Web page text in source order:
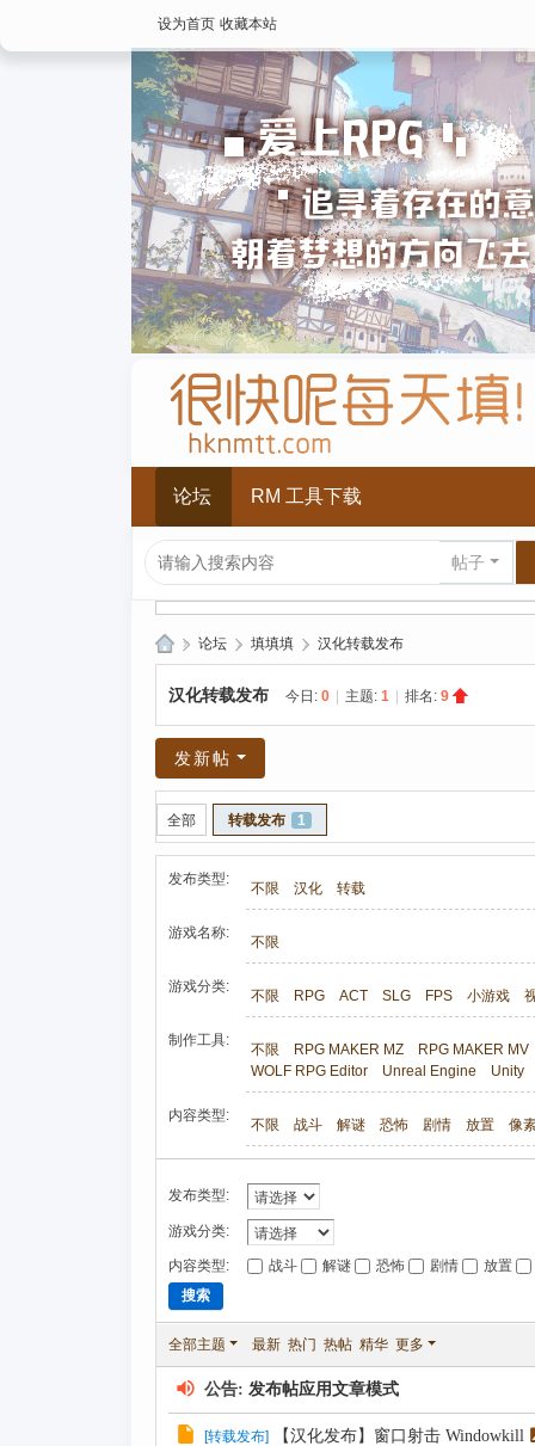
设为首页 收藏本站
论坛 RM 工具下载
帖子
P
G|
哈
库
塔
» 论坛 › 填填填 › 汉化转载发布
汉化转载发布 今日: 0 主题: 1 排名: 9
发新帖
全部 转载发布 1
发布类型:
不限 汉化 转载
游戏名称:
不限
游戏分类:
不限 RPG ACT SLG FPS 小游戏
制作工具:
不限 RPG MAKER MZ
RPG MAKER MV
WOLF RPG Editor
Unreal Engine Unity
内容类型:
不限 战斗 解谜 恐怖 剧情 放置 像
发布类型:
游戏分类:
内容类型: 战斗 解谜 恐怖 剧情
放置
搜索
全部主题 最新 热门 热帖 精华 更多
公告: 发布帖应用文章模式
[转载发布] 【汉化发布】窗口射击 Windowkill